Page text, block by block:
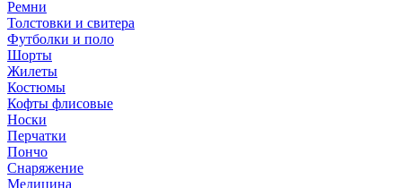
Ремни
Толстовки и свитера
Футболки и поло
Шорты
Жилеты
Костюмы
Кофты флисовые
Носки
Перчатки
Пончо
Снаряжение
Медицина